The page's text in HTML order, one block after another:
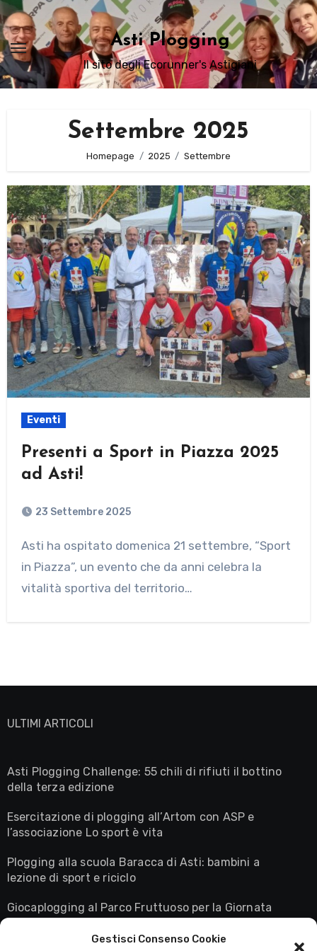
Gestisci Consenso Cookie
Passa
al
contenuto
Asti Plogging
Il sito degli Ecorunner's Astigiani
Settembre 2025
Homepage 2025 Settembre
Eventi
Presenti a Sport in Piazza 2025
ad Asti!
23 Settembre 2025
Asti ha ospitato domenica 21 settembre, “Sport
in Piazza”, un evento che da anni celebra la
vitalità sportiva del territorio…
ULTIMI ARTICOLI
Asti Plogging Challenge: 55 chili di rifiuti il bottino
della terza edizione
Esercitazione di plogging all’Artom con ASP e
l’associazione Lo sport è vita
Plogging alla scuola Baracca di Asti: bambini a
lezione di sport e riciclo
Giocaplogging al Parco Fruttuoso per la Giornata
Mondiale della Terra